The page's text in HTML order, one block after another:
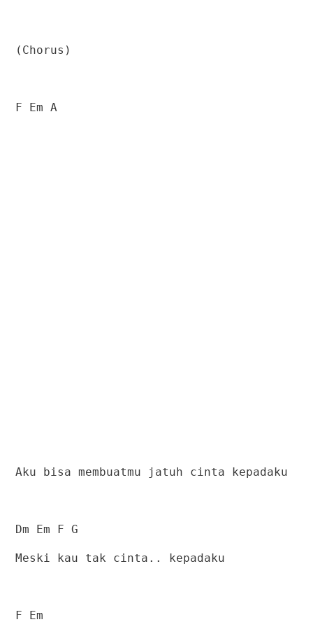
(Chorus)
F Em A
Aku bisa membuatmu jatuh cinta kepadaku
Dm Em F G
Meski kau tak cinta.. kepadaku
F Em